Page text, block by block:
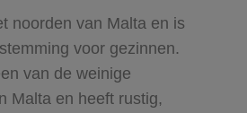
noorden van Malta en is
voor gezinnen.
van de weinige
Malta en heeft rustig,